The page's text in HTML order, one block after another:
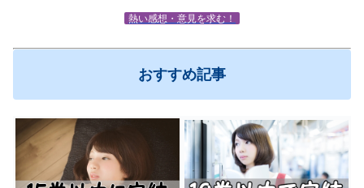
熱い感想・意見を求む！
おすすめ記事